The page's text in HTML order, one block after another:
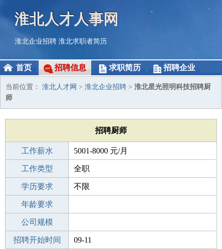
淮北人才人事网
淮北企业招聘 淮北求职者简历
首页 招聘信息 求职简历 招聘企业
当前位置： 淮北人才网 > 淮北企业招聘 > 淮北星光照明科技招聘厨
师
招聘厨师
工作薪水 5001-8000 元/月
招聘人数 3人
工作类型 全职
性别要求 -
学历要求 不限
工作经验
年龄要求
工作地点
公司规模
公司电话
招聘开始时间 09-11